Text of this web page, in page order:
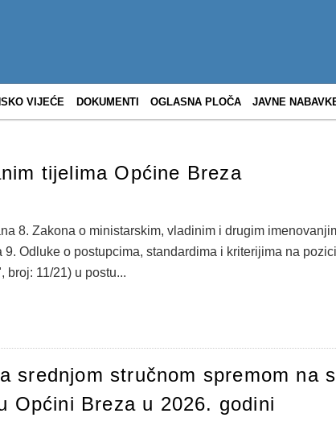
VIJEĆE DOKUMENTI OGLASNA PLOČA JAVNE
tijelima Općine Breza
8. Zakona o ministarskim, vladinim i drugim
9. Odluke o postupcima, standardima i kriterijima na
broj: 11/21) u postu...
srednjom stručnom spremom na
Općini Breza u 2026. godini